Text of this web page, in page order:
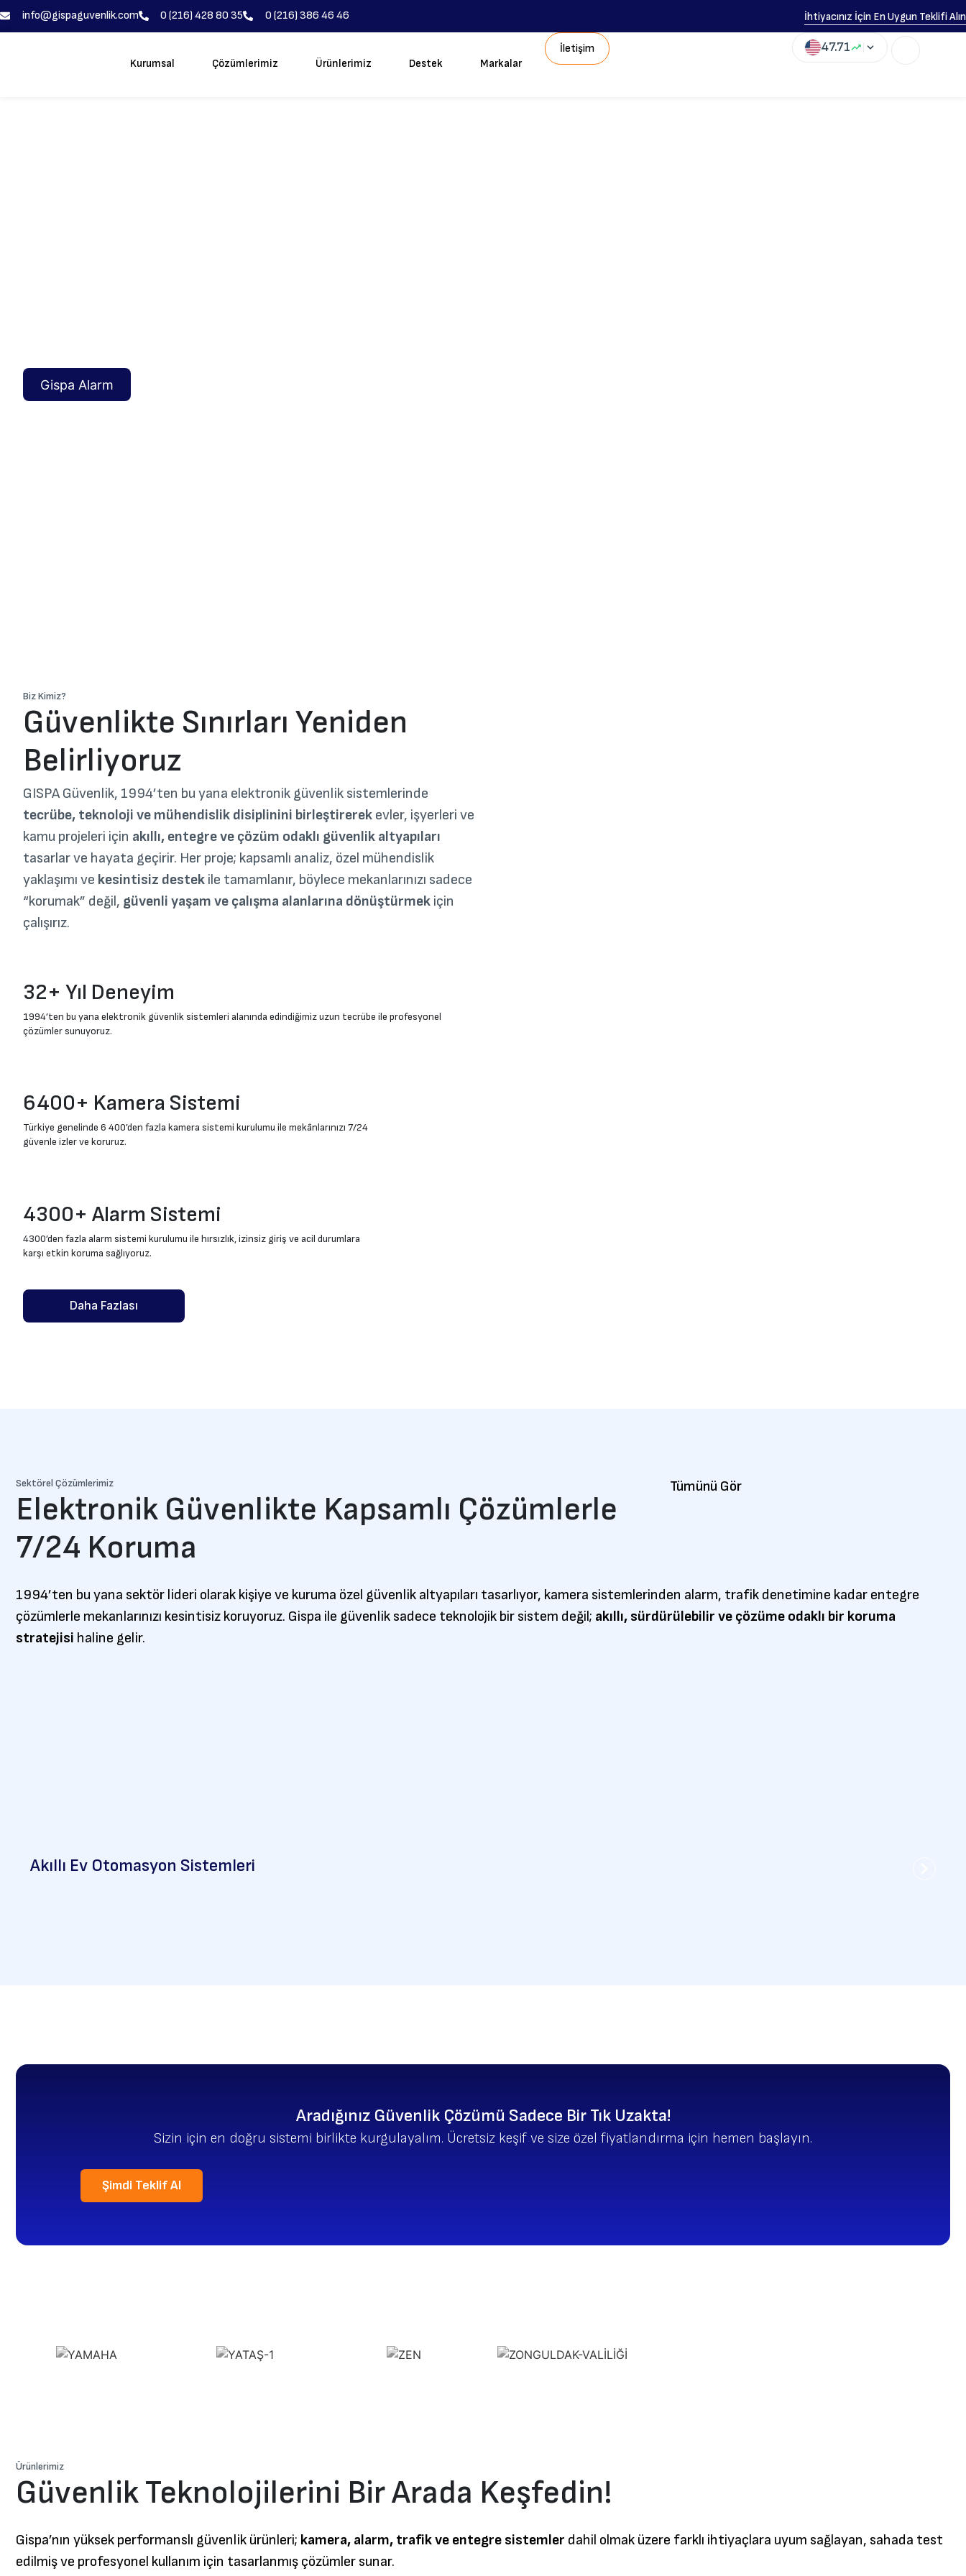
info@gispaguvenlik.com 0 (216) 428 80 35 0 (216) 386 46 46 İhtiyacınız İçin En Uygun Teklifi Alın
Kurumsal Çözümlerimiz Ürünlerimiz Destek Markalar
İletişim 47.71
Gispa Alarm
Biz Kimiz?
Güvenlikte Sınırları Yeniden
Belirliyoruz
GISPA Güvenlik, 1994’ten bu yana elektronik güvenlik sistemlerinde
tecrübe, teknoloji ve mühendislik disiplinini birleştirerek evler, işyerleri ve
kamu projeleri için akıllı, entegre ve çözüm odaklı güvenlik altyapıları
tasarlar ve hayata geçirir. Her proje; kapsamlı analiz, özel mühendislik
yaklaşımı ve kesintisiz destek ile tamamlanır, böylece mekanlarınızı sadece
“korumak” değil, güvenli yaşam ve çalışma alanlarına dönüştürmek için
çalışırız.
32+ Yıl Deneyim
1994’ten bu yana elektronik güvenlik sistemleri alanında edindiğimiz uzun tecrübe ile profesyonel
çözümler sunuyoruz.
6400+ Kamera Sistemi
Türkiye genelinde 6 400’den fazla kamera sistemi kurulumu ile mekânlarınızı 7/24
güvenle izler ve koruruz.
4300+ Alarm Sistemi
4300’den fazla alarm sistemi kurulumu ile hırsızlık, izinsiz giriş ve acil durumlara
karşı etkin koruma sağlıyoruz.
Daha Fazlası
Sektörel Çözümlerimiz
Elektronik Güvenlikte Kapsamlı Çözümlerle
7/24 Koruma
Tümünü Gör
1994’ten bu yana sektör lideri olarak kişiye ve kuruma özel güvenlik altyapıları tasarlıyor, kamera sistemlerinden alarm, trafik denetimine kadar entegre
çözümlerle mekanlarınızı kesintisiz koruyoruz. Gispa ile güvenlik sadece teknolojik bir sistem değil; akıllı, sürdürülebilir ve çözüme odaklı bir koruma
stratejisi haline gelir.
Akıllı Ev Otomasyon Sistemleri
Aradığınız Güvenlik Çözümü Sadece Bir Tık Uzakta!
Sizin için en doğru sistemi birlikte kurgulayalım. Ücretsiz keşif ve size özel fiyatlandırma için hemen başlayın.
Şimdi Teklif Al
Ürünlerimiz
Güvenlik Teknolojilerini Bir Arada Keşfedin!
Gispa’nın yüksek performanslı güvenlik ürünleri; kamera, alarm, trafik ve entegre sistemler dahil olmak üzere farklı ihtiyaçlara uyum sağlayan, sahada test
edilmiş ve profesyonel kullanım için tasarlanmış çözümler sunar.